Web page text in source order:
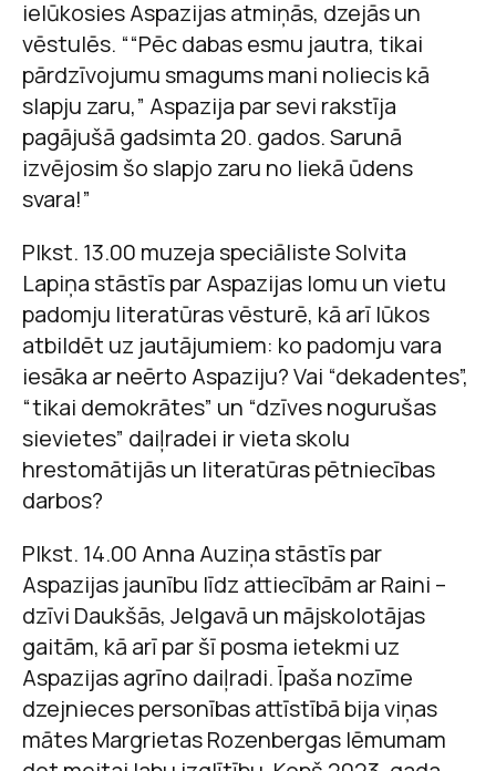
ielūkosies Aspazijas atmiņās, dzejās un
vēstulēs. ““Pēc dabas esmu jautra, tikai
pārdzīvojumu smagums mani noliecis kā
slapju zaru,” Aspazija par sevi rakstīja
pagājušā gadsimta 20. gados. Sarunā
izvējosim šo slapjo zaru no liekā ūdens
svara!”
Plkst. 13.00 muzeja speciāliste Solvita
Lapiņa stāstīs par Aspazijas lomu un vietu
padomju literatūras vēsturē, kā arī lūkos
atbildēt uz jautājumiem: ko padomju vara
iesāka ar neērto Aspaziju? Vai “dekadentes”,
“tikai demokrātes” un “dzīves nogurušas
sievietes” daiļradei ir vieta skolu
hrestomātijās un literatūras pētniecības
darbos?
Plkst. 14.00 Anna Auziņa stāstīs par
Aspazijas jaunību līdz attiecībām ar Raini –
dzīvi Daukšās, Jelgavā un mājskolotājas
gaitām, kā arī par šī posma ietekmi uz
Aspazijas agrīno daiļradi. Īpaša nozīme
dzejnieces personības attīstībā bija viņas
mātes Margrietas Rozenbergas lēmumam